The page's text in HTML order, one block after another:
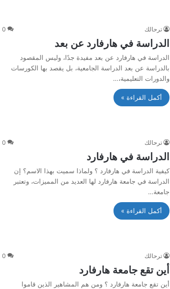
ترحالك 0
الدراسة في هارفارد عن بعد
الدراسة في هارفارد عن بعد مفيدة جدًا، وليس المقصود
بالدراسة عن بعد الدراسة الجامعية، بل يقصد بها الكورسات
والدورات التعليمية،…
أكمل القراءة »
ترحالك 0
الدراسة في هارفارد
كيفية الدراسة في هارفارد ؟ ولماذا سميت بهذا الاسم؟ إن
الدراسة في جامعة هارفارد لها العديد من المميزات، وتعتبر
جامعة…
أكمل القراءة »
ترحالك 0
أين تقع جامعة هارفارد
أين تقع جامعة هارفارد ؟ ومن هم المشاهير الذين قاموا